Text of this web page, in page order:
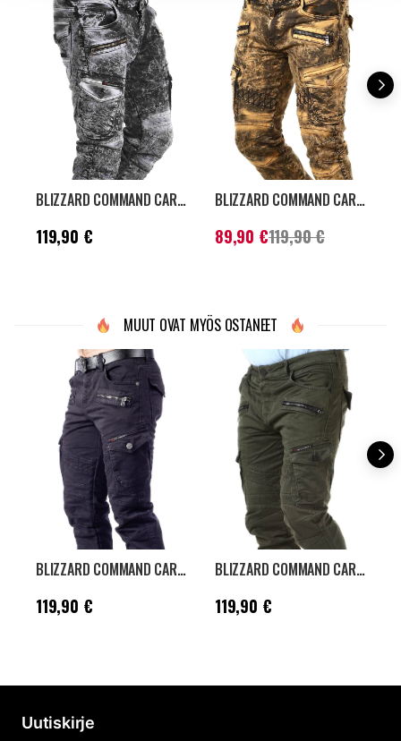
BLIZZARD COMMAND CARGO FARKUT - WASHED BLACK
Hinta:119,90 €
119,90 €
BLIZZARD COMMAND CARGO FARKUT - RUSKEA
Nykyinen hinta:
89,90 €
Aiempi hinta
89,90 €119,90 €
MUUT OVAT MYÖS OSTANEET
BLIZZARD COMMAND CARGO HOUSUT - MUSTA/MUSTA
Hinta:119,90 €
119,90 €
BLIZZARD COMMAND CARGO HOUSUT - KHAKI
Hinta:119,90 €
119,90 €
Uutiskirje